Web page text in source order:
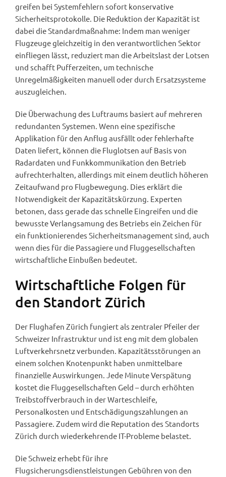
greifen bei Systemfehlern sofort konservative
Sicherheitsprotokolle. Die Reduktion der Kapazität ist
dabei die Standardmaßnahme: Indem man weniger
Flugzeuge gleichzeitig in den verantwortlichen Sektor
einfliegen lässt, reduziert man die Arbeitslast der Lotsen
und schafft Pufferzeiten, um technische
Unregelmäßigkeiten manuell oder durch Ersatzsysteme
auszugleichen.
Die Überwachung des Luftraums basiert auf mehreren
redundanten Systemen. Wenn eine spezifische
Applikation für den Anflug ausfällt oder fehlerhafte
Daten liefert, können die Fluglotsen auf Basis von
Radardaten und Funkkommunikation den Betrieb
aufrechterhalten, allerdings mit einem deutlich höheren
Zeitaufwand pro Flugbewegung. Dies erklärt die
Notwendigkeit der Kapazitätskürzung. Experten
betonen, dass gerade das schnelle Eingreifen und die
bewusste Verlangsamung des Betriebs ein Zeichen für
ein funktionierendes Sicherheitsmanagement sind, auch
wenn dies für die Passagiere und Fluggesellschaften
wirtschaftliche Einbußen bedeutet.
Wirtschaftliche Folgen für
den Standort Zürich
Der Flughafen Zürich fungiert als zentraler Pfeiler der
Schweizer Infrastruktur und ist eng mit dem globalen
Luftverkehrsnetz verbunden. Kapazitätsstörungen an
einem solchen Knotenpunkt haben unmittelbare
finanzielle Auswirkungen. Jede Minute Verspätung
kostet die Fluggesellschaften Geld – durch erhöhten
Treibstoffverbrauch in der Warteschleife,
Personalkosten und Entschädigungszahlungen an
Passagiere. Zudem wird die Reputation des Standorts
Zürich durch wiederkehrende IT-Probleme belastet.
Die Schweiz erhebt für ihre
Flugsicherungsdienstleistungen Gebühren von den